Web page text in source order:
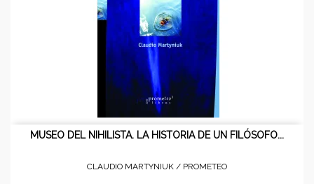
MUSEO DEL NIHILISTA. LA HISTORIA DE UN FILÓSOFO...
CLAUDIO MARTYNIUK / PROMETEO